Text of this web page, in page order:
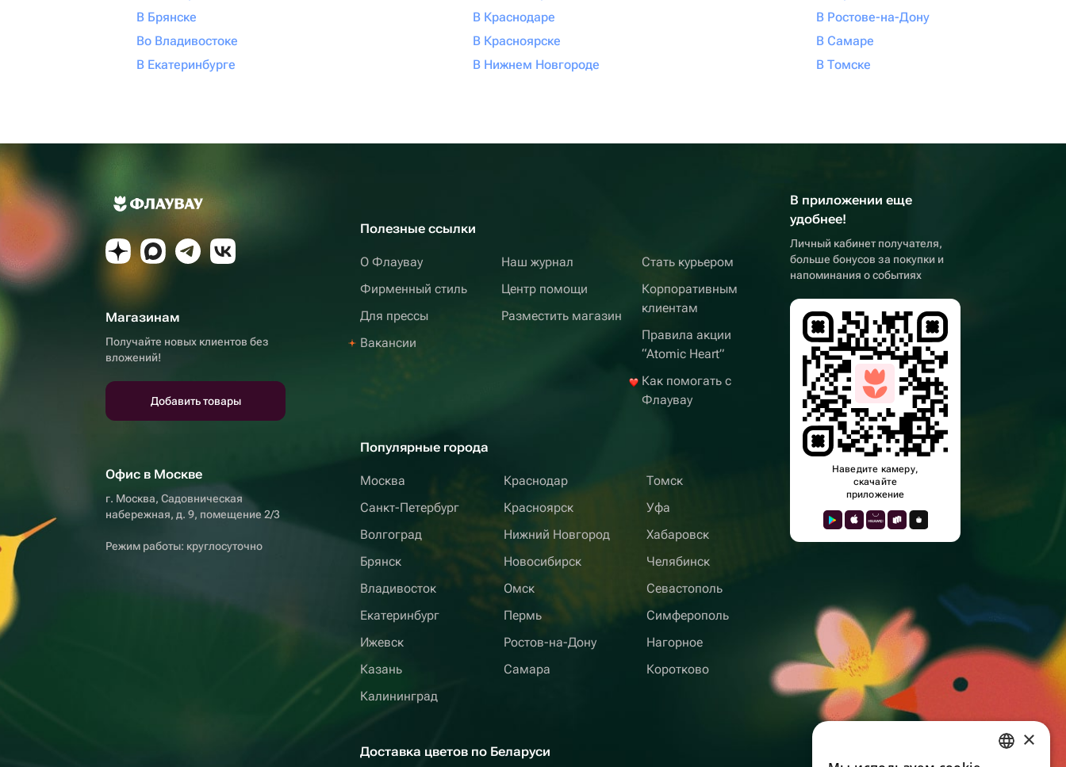
В Брянске
Во Владивостоке
В Екатеринбурге
В Краснодаре
В Красноярске
В Нижнем Новгороде
В Ростове-на-Дону
В Самаре
В Томске
Магазинам
Получайте новых клиентов без
вложений!
Добавить товары
Офис в Москве
г. Москва, Садовническая
набережная, д. 9, помещение 2/3
Режим работы: круглосуточно
Полезные ссылки
О Флаувау
Фирменный стиль
Для прессы
Вакансии
Наш журнал
Центр помощи
Разместить магазин
Стать курьером
Корпоративным
клиентам
Правила акции
“Atomic Heart”
Как помогать с
Флаувау
Популярные города
Москва
Санкт-Петербург
Волгоград
Брянск
Владивосток
Екатеринбург
Ижевск
Казань
Калининград
Краснодар
Красноярск
Нижний Новгород
Новосибирск
Омск
Пермь
Ростов-на-Дону
Самара
Томск
Уфа
Хабаровск
Челябинск
Севастополь
Симферополь
Нагорное
Коротково
Доставка цветов по Беларуси
В приложении еще
удобнее!
Личный кабинет получателя,
больше бонусов за покупки и
напоминания о событиях
Наведите камеру,
скачайте
приложение
×